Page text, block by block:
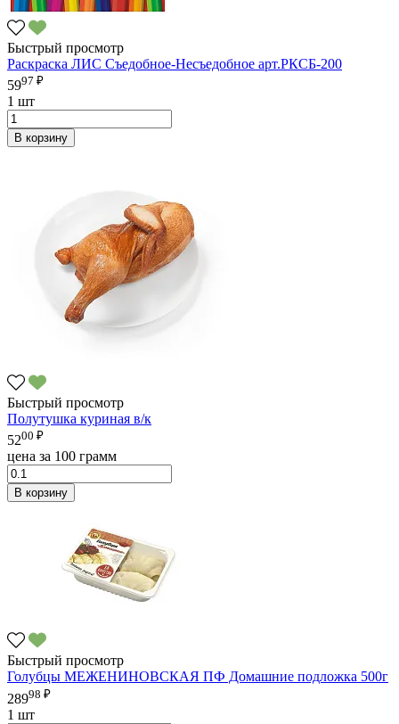
Быстрый просмотр
Раскраска ЛИС Съедобное-Несъедобное арт.РКСБ-200
5997 ₽
1 шт
В корзину
Быстрый просмотр
Полутушка куриная в/к
5200 ₽
цена за 100 грамм
В корзину
Быстрый просмотр
Голубцы МЕЖЕНИНОВСКАЯ ПФ Домашние подложка 500г
28998 ₽
1 шт